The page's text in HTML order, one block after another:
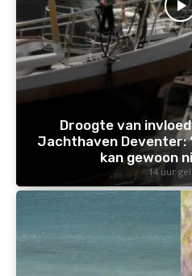
Droogte van
Jachthaven Deventer:
kan gewoon
14 uur